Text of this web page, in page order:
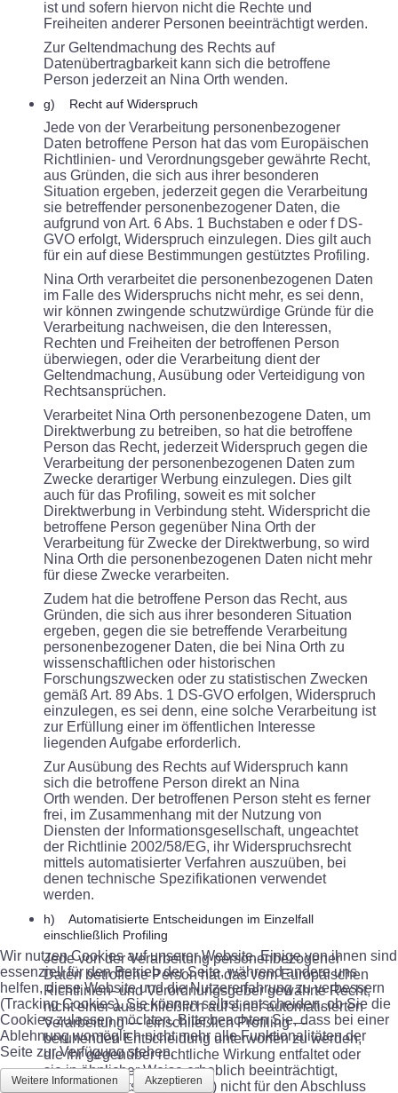
ist und sofern hiervon nicht die Rechte und
Freiheiten anderer Personen beeinträchtigt werden.
Zur Geltendmachung des Rechts auf
Datenübertragbarkeit kann sich die betroffene
Person jederzeit an Nina Orth wenden.
g) Recht auf Widerspruch
Jede von der Verarbeitung personenbezogener
Daten betroffene Person hat das vom Europäischen
Richtlinien- und Verordnungsgeber gewährte Recht,
aus Gründen, die sich aus ihrer besonderen
Situation ergeben, jederzeit gegen die Verarbeitung
sie betreffender personenbezogener Daten, die
aufgrund von Art. 6 Abs. 1 Buchstaben e oder f DS-
GVO erfolgt, Widerspruch einzulegen. Dies gilt auch
für ein auf diese Bestimmungen gestütztes Profiling.
Nina Orth verarbeitet die personenbezogenen Daten
im Falle des Widerspruchs nicht mehr, es sei denn,
wir können zwingende schutzwürdige Gründe für die
Verarbeitung nachweisen, die den Interessen,
Rechten und Freiheiten der betroffenen Person
überwiegen, oder die Verarbeitung dient der
Geltendmachung, Ausübung oder Verteidigung von
Rechtsansprüchen.
Verarbeitet Nina Orth personenbezogene Daten, um
Direktwerbung zu betreiben, so hat die betroffene
Person das Recht, jederzeit Widerspruch gegen die
Verarbeitung der personenbezogenen Daten zum
Zwecke derartiger Werbung einzulegen. Dies gilt
auch für das Profiling, soweit es mit solcher
Direktwerbung in Verbindung steht. Widerspricht die
betroffene Person gegenüber Nina Orth der
Verarbeitung für Zwecke der Direktwerbung, so wird
Nina Orth die personenbezogenen Daten nicht mehr
für diese Zwecke verarbeiten.
Zudem hat die betroffene Person das Recht, aus
Gründen, die sich aus ihrer besonderen Situation
ergeben, gegen die sie betreffende Verarbeitung
personenbezogener Daten, die bei Nina Orth zu
wissenschaftlichen oder historischen
Forschungszwecken oder zu statistischen Zwecken
gemäß Art. 89 Abs. 1 DS-GVO erfolgen, Widerspruch
einzulegen, es sei denn, eine solche Verarbeitung ist
zur Erfüllung einer im öffentlichen Interesse
liegenden Aufgabe erforderlich.
Zur Ausübung des Rechts auf Widerspruch kann
sich die betroffene Person direkt an Nina
Orth wenden. Der betroffenen Person steht es ferner
frei, im Zusammenhang mit der Nutzung von
Diensten der Informationsgesellschaft, ungeachtet
der Richtlinie 2002/58/EG, ihr Widerspruchsrecht
mittels automatisierter Verfahren auszuüben, bei
denen technische Spezifikationen verwendet
werden.
h) Automatisierte Entscheidungen im Einzelfall
einschließlich Profiling
Jede von der Verarbeitung personenbezogener
Daten betroffene Person hat das vom Europäischen
Richtlinien- und Verordnungsgeber gewährte Recht,
nicht einer ausschließlich auf einer automatisierten
Verarbeitung — einschließlich Profiling —
beruhenden Entscheidung unterworfen zu werden,
die ihr gegenüber rechtliche Wirkung entfaltet oder
sie in ähnlicher Weise erheblich beeinträchtigt,
sofern die Entscheidung (1) nicht für den Abschluss
Wir nutzen Cookies auf unserer Website. Einige von ihnen sind
essenziell für den Betrieb der Seite, während andere uns
helfen, diese Website und die Nutzererfahrung zu verbessern
(Tracking Cookies). Sie können selbst entscheiden, ob Sie die
Cookies zulassen möchten. Bitte beachten Sie, dass bei einer
Ablehnung womöglich nicht mehr alle Funktionalitäten der
Seite zur Verfügung stehen.
Weitere Informationen Akzeptieren